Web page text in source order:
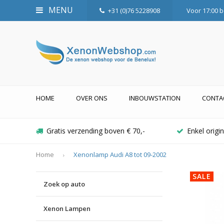
MENU +31 (0)76 5228908 Voor 17:00
HOME OVER ONS INBOUWSTATION
Gratis verzending boven € 70,- Enkel
Home Xenonlamp Audi A8 tot 09-2002
Zoek op auto
Xenon Lampen
SALE